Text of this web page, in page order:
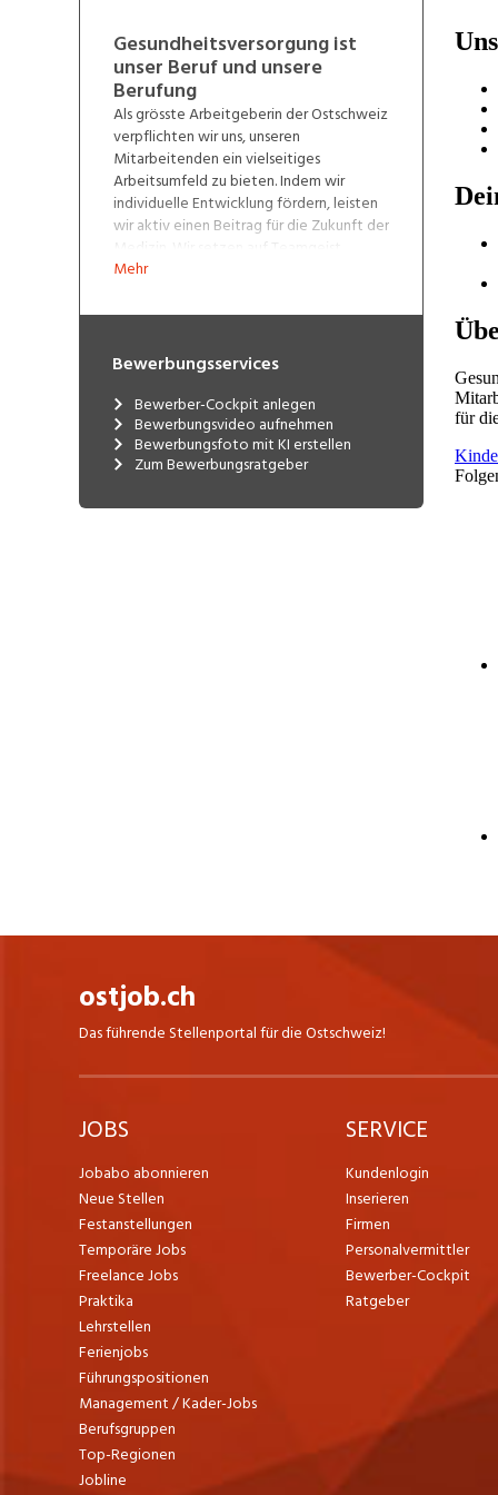
Gesundheitsversorgung ist
unser Beruf und unsere
Berufung
Als grösste Arbeitgeberin der Ostschweiz
verpflichten wir uns, unseren
Mitarbeitenden ein vielseitiges
Arbeitsumfeld zu bieten. Indem wir
individuelle Entwicklung fördern, leisten
wir aktiv einen Beitrag für die Zukunft der
Medizin. Wir setzen auf Teamgeist,
interdisziplinäre Zusammenarbeit und
lösungsorientierte und initiative
Persönlichkeit sind, finden Sie bei HOCH
Health Ostschweiz die idealen
Voraussetzungen Ihre berufliche Zukunft
zu gestalten. Informieren Sie sich über die
Möglichkeiten unterwww.h-
umfassende Aus- und
Weiterbildungsangebote und ein
engagiertes Team, das Sie auf Ihrem Weg
unterstützt die Aus-, Fort- und
Jährlich nutzen über 700 Personen – von
der Grundbildung über die Höhere
Fachschule bis hin zur Fachhochschule
inklusive Nachdiplomstudiengänge – das
Angebot. In internen und externen Fort-
und Weiterbildungsangeboten werden
sowohl die fachliche Bildung als auch
methodische Kompetenzen gefördert.
Weitere Informationen zu Grundbildung,
Aus- und Weiterbildung finden Sie
www.h-och.ch/job-karriere/ausbildung
Vielfältige Aufgabengebiete
Ärztliche und pflegerische Leistungen für
Patientinnen und Patienten sind das
Mehr
Bewerbungsservices
Bewerber-Cockpit anlegen
Bewerbungsvideo aufnehmen
Bewerbungsfoto mit KI erstellen
Zum Bewerbungsratgeber
ostjob.ch
Das führende Stellenportal für die Ostschweiz!
JOBS
Jobabo abonnieren
Neue Stellen
Festanstellungen
Temporäre Jobs
Freelance Jobs
Praktika
Lehrstellen
Ferienjobs
Führungspositionen
Management / Kader-Jobs
Berufsgruppen
Top-Regionen
Jobline
SERVICE
Kundenlogin
Inserieren
Firmen
Personalvermittler
Bewerber-Cockpit
Ratgeber